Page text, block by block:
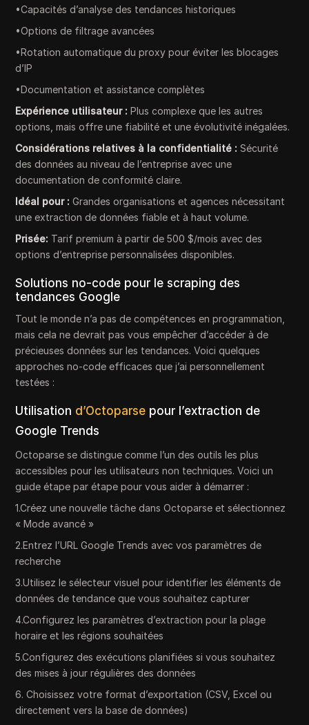
•Capacités d’analyse des tendances historiques
•Options de filtrage avancées
•Rotation automatique du proxy pour éviter les blocages
d’IP
•Documentation et assistance complètes
Expérience utilisateur : Plus complexe que les autres
options, mais offre une fiabilité et une évolutivité inégalées.
Considérations relatives à la confidentialité : Sécurité
des données au niveau de l’entreprise avec une
documentation de conformité claire.
Idéal pour :Grandes organisations et agences nécessitant
une extraction de données fiable et à haut volume.
Prisée: Tarif premium à partir de 500 $/mois avec des
options d’entreprise personnalisées disponibles.
Solutions no-code pour le scraping des
tendances Google
Tout le monde n’a pas de compétences en programmation,
mais cela ne devrait pas vous empêcher d’accéder à de
précieuses données sur les tendances. Voici quelques
approches no-code efficaces que j’ai personnellement
testées :
Utilisation d’Octoparse pour l’extraction de
Google Trends
Octoparse se distingue comme l’un des outils les plus
accessibles pour les utilisateurs non techniques. Voici un
guide étape par étape pour vous aider à démarrer :
1.Créez une nouvelle tâche dans Octoparse et sélectionnez
« Mode avancé »
2.Entrez l’URL Google Trends avec vos paramètres de
recherche
3.Utilisez le sélecteur visuel pour identifier les éléments de
données de tendance que vous souhaitez capturer
4.Configurez les paramètres d’extraction pour la plage
horaire et les régions souhaitées
5.Configurez des exécutions planifiées si vous souhaitez
des mises à jour régulières des données
6. Choisissez votre format d’exportation (CSV, Excel ou
directement vers la base de données)